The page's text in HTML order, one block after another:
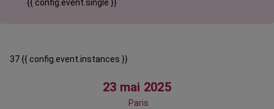
{{ config.event.single }}
37 {{ config.event.instances }}
23 mai 2025
Paris